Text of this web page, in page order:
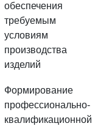
обеспечения
требуемым
условиям
производства
изделий
Формирование
профессионально-
квалификационной